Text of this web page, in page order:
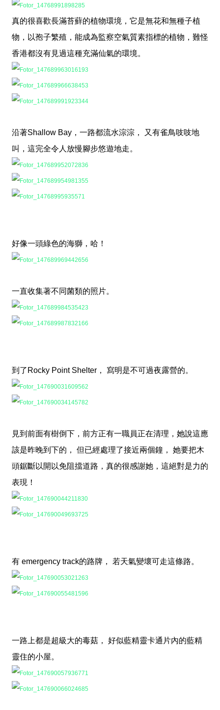
真的很喜歡長滿苔蘚的植物環境，它是無花和無種子植
物，以孢子繁殖，能成為監察空氣質素指標的植物，難怪
香港都沒有見過這種充滿仙氣的環境。
沿著Shallow Bay，一路都流水淙淙， 又有雀鳥吱吱地
叫，這完全令人放慢腳步悠遊地走。
好像一頭綠色的海獅，哈！
一直收集著不同菌類的照片。
到了Rocky Point Shelter， 寫明是不可過夜露營的。
見到前面有樹倒下，前方正有一職員正在清理，她說這應
該是昨晚到下的， 但已經處理了接近兩個鐘， 她要把木
頭鋸斷以開以免阻擋道路，真的很感謝她，這絕對是力的
表現！
有 emergency track的路牌， 若天氣變壞可走這條路。
一路上都是超級大的毒菇， 好似藍精靈卡通片內的藍精
靈住的小屋。